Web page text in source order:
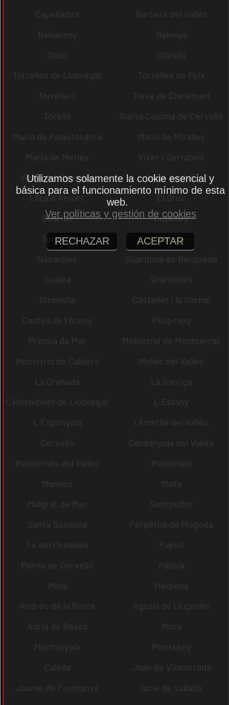
Capellades
Barberà del Vallès
Balsareny
Balenyà
Olost
Olivella
Torrelles de Llobregat
Torrelles de Foix
Torrelavit
Torre de Claramunt
Torelló
Santa Coloma de Cervelló
Maria de Palautordera
Maria de Miralles
Maria de Merlès
Viver i Serrateix
Vilobí del Penedès
Lliçà de Vall
Lliçà d´Amunt
El Bruc
Dosrius
Cubelles
Tordera
Abrera
Navarcles
Guardiola de Berguedà
Gualba
Granollers
Gironella
Castellet i la Gornal
Castell de l´Areny
Puig-reig
Premià de Mar
Monistrol de Montserrat
Monistrol de Calders
Mollet del Vallès
La Granada
La Garriga
L´Hospitalet de Llobregat
L´Estany
L´Espunyola
l´Ametlla del Vallès
Cervelló
Cerdanyola del Vallès
Montornès del Vallès
Montmeló
Manlleu
Malla
Malgrat de Mar
Santpedor
Santa Susanna
Perpètua de Mogoda
Fe del Penedès
Papiol
Palma de Cervelló
Pallejà
Moià
Mediona
Andreu de la Barca
Agustí de Lluçanès
Adrià de Besòs
Mura
Muntanyola
Montseny
Calella
Joan de Vilatorrada
Jaume de Frontanyà
Iscle de Vallalta
Utilizamos solamente la cookie esencial y
básica para el funcionamiento mínimo de esta
web.
Ver políticas y gestión de cookies
RECHAZAR ACEPTAR